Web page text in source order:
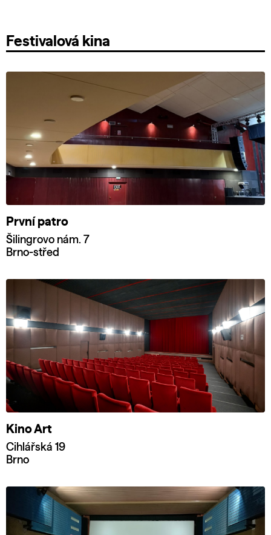
Festivalová kina
První patro
Šilingrovo nám. 7
Brno-střed
Kino Art
Cihlářská 19
Brno